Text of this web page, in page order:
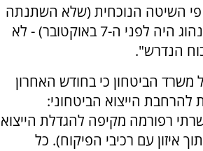
פי השיטה הנוכחית (שלא השתנתה
באופן מהותי ממה שנהוג היה לפני ה-7 באוקטובר) - לא
הנדרש".
הביטחון כי בחודש האחרון
הייצוא הביטחוני:
רפורמה מקיפה להגדלת הייצוא
איזון עם רכיבי הפיקוח). כל